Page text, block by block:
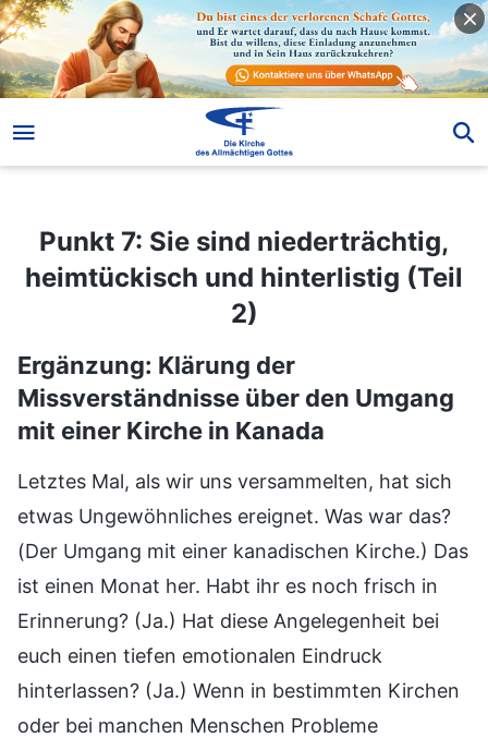
Punkt 7: Sie sind niederträchtig,
heimtückisch und hinterlistig (Teil
2)
Ergänzung: Klärung der
Missverständnisse über den Umgang
mit einer Kirche in Kanada
Letztes Mal, als wir uns versammelten, hat sich
etwas Ungewöhnliches ereignet. Was war das?
(Der Umgang mit einer kanadischen Kirche.) Das
ist einen Monat her. Habt ihr es noch frisch in
Erinnerung? (Ja.) Hat diese Angelegenheit bei
euch einen tiefen emotionalen Eindruck
hinterlassen? (Ja.) Wenn in bestimmten Kirchen
oder bei manchen Menschen Probleme